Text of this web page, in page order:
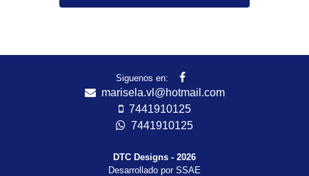
Siguenos en:
marisela.vl@hotmail.com
7441910125
7441910125
DTC Designs - 2026
Desarrollado por SSAE